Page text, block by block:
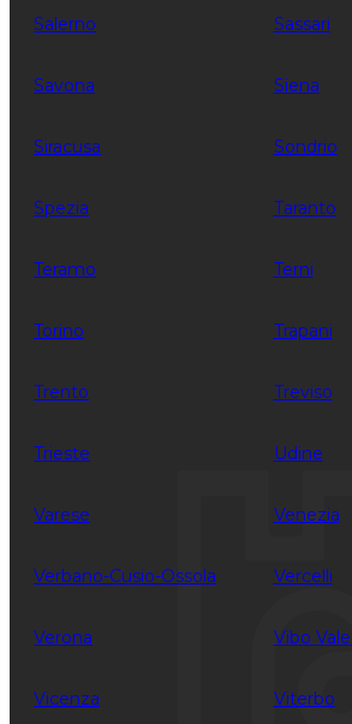
Salerno Sassari
Savona Siena
Siracusa Sondrio
Spezia Taranto
Teramo Terni
Torino Trapani
Trento Treviso
Trieste Udine
Varese Venezia
Verbano-Cusio-Ossola Vercelli
Verona Vibo
Vicenza Viterbo